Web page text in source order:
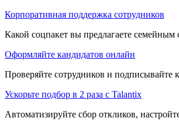
Корпоративная поддержка сотрудников
Какой соцпакет вы предлагаете семейным
Оформляйте кандидатов онлайн
Проверяйте сотрудников и подписывайте
Ускорьте подбор в 2 раза с Talantix
Автоматизируйте сбор откликов,